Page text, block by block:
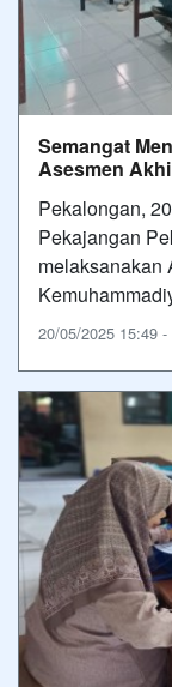
Semangat
Asesmen
Pekalongan,
Pekajangan
melaksanakan
20/05/2025 15:49